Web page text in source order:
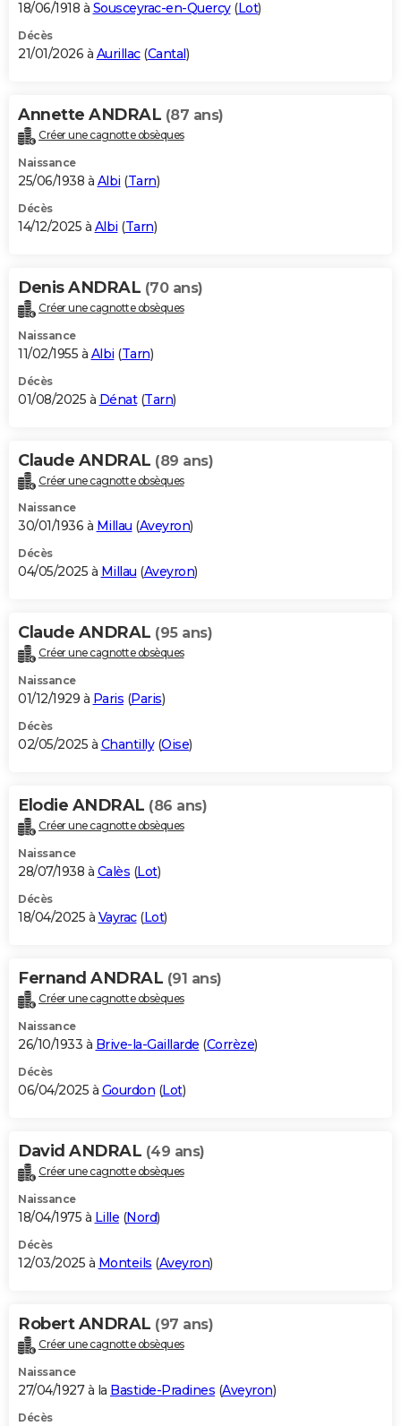
S'inscrire
Se connecter
Lycées
Collèges
Primaires
Universités
Entreprises
Service militaire
Avis de recherche
AVIS DE DÉCÈS
Bricolage
Lifestyle
Culture
Sport
Auto
Television
Voyage
Cinema
18/06/1918 à Sousceyrac-en-Quercy(Lot)
Décès
21/01/2026 à Aurillac(Cantal)
Annette ANDRAL (87 ans)
Créer une cagnotte obsèques
Naissance
25/06/1938 à Albi (Tarn)
Décès
14/12/2025 à Albi (Tarn)
Denis ANDRAL (70 ans)
Créer une cagnotte obsèques
Naissance
11/02/1955 à Albi (Tarn)
Décès
01/08/2025 à Dénat(Tarn)
Claude ANDRAL (89 ans)
Créer une cagnotte obsèques
Naissance
30/01/1936 à Millau (Aveyron)
Décès
04/05/2025 à Millau (Aveyron)
Claude ANDRAL (95 ans)
Créer une cagnotte obsèques
Naissance
01/12/1929 à Paris (Paris)
Décès
02/05/2025 à Chantilly(Oise)
Elodie ANDRAL (86 ans)
Créer une cagnotte obsèques
Naissance
28/07/1938 à Calès (Lot)
Décès
18/04/2025 à Vayrac(Lot)
Fernand ANDRAL (91 ans)
Créer une cagnotte obsèques
Naissance
26/10/1933 à Brive-la-Gaillarde (Corrèze)
Décès
06/04/2025 à Gourdon (Lot)
David ANDRAL (49 ans)
Créer une cagnotte obsèques
Naissance
18/04/1975 à Lille (Nord)
Décès
12/03/2025 à Monteils (Aveyron)
Robert ANDRAL (97 ans)
Créer une cagnotte obsèques
Naissance
27/04/1927 à la Bastide-Pradines (Aveyron)
Décès